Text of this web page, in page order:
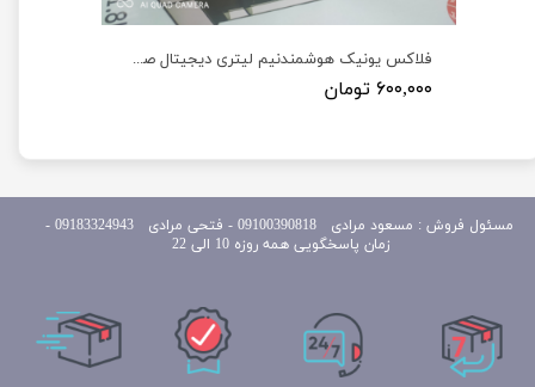
فلاکس یونیک هوشمندنیم لیتری دیجیتال صفحه نمایشگر دار LED
۶۰۰,۰۰۰ تومان
مسئول
فروش : مسعود مرادی 09100390818​​​​​​​ ​​​​​​​- فتحی مرادی 09183324943 -
زمان پاسخگویی همه روزه 10 الی 22